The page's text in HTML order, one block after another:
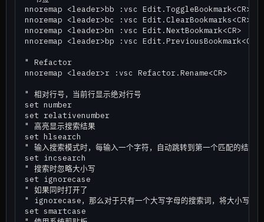
nnoremap <leader>bb :vsc Edit.ToggleBookmark<CR>
nnoremap <leader>bc :vsc Edit.ClearBookmarks<CR>
nnoremap <leader>bn :vsc Edit.NextBookmark<CR>
nnoremap <leader>bp :vsc Edit.PreviousBookmark<CR>
" Refactor
nnoremap <leader>r :vsc Refactor.Rename<CR>
" 相对行号，当前行显示绝对行号
set number
set relativenumber
" 高亮显示搜索结果
set hlsearch
" 输入搜索模式时，每输入一个字符，自动跳转到第一个匹配的结果
set incsearch
" 搜索时忽略大小写
set ignorecase
" 如果同时打开了
" ignorecase，那么对于只有一个大写字母的搜索词，将大小写敏
set smartcase